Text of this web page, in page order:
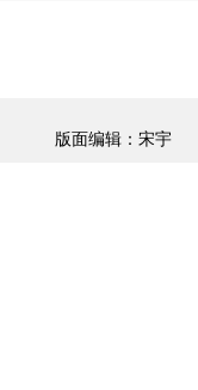
版面编辑：宋宇